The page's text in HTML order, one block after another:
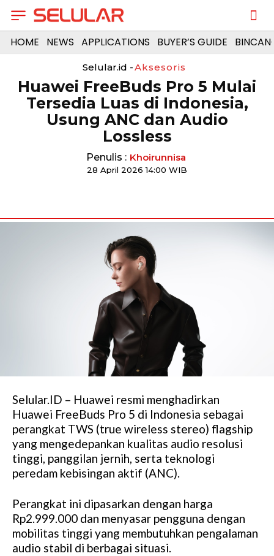
HOME NEWS APPLICATIONS BUYER’S GUIDE
Selular.id -Aksesoris
Huawei FreeBuds Pro 5 Mulai
Tersedia Luas di Indonesia,
Usung ANC dan Audio
Lossless
Penulis : Khoirunnisa
28 April 2026 14:00 WIB
Selular.ID – Huawei resmi menghadirkan
Huawei FreeBuds Pro 5 di Indonesia sebagai
perangkat TWS (true wireless stereo) flagship
yang mengedepankan kualitas audio resolusi
tinggi, panggilan jernih, serta teknologi
peredam kebisingan aktif (ANC).
Perangkat ini dipasarkan dengan harga
Rp2.999.000 dan menyasar pengguna dengan
mobilitas tinggi yang membutuhkan pengalaman
audio stabil di berbagai situasi.